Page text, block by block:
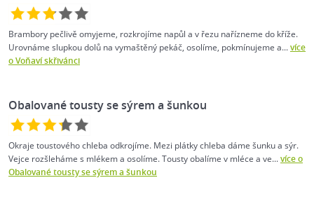
Brambory pečlivě omyjeme, rozkrojíme napůl a v řezu nařízneme do kříže.
Urovnáme slupkou dolů na vymaštěný pekáč, osolíme, pokmínujeme a...více
o Voňaví skřivánci
Obalované tousty se sýrem a šunkou
Okraje toustového chleba odkrojíme. Mezi plátky chleba dáme šunku a sýr.
Vejce rozšleháme s mlékem a osolíme. Tousty obalíme v mléce a ve...více o
Obalované tousty se sýrem a šunkou